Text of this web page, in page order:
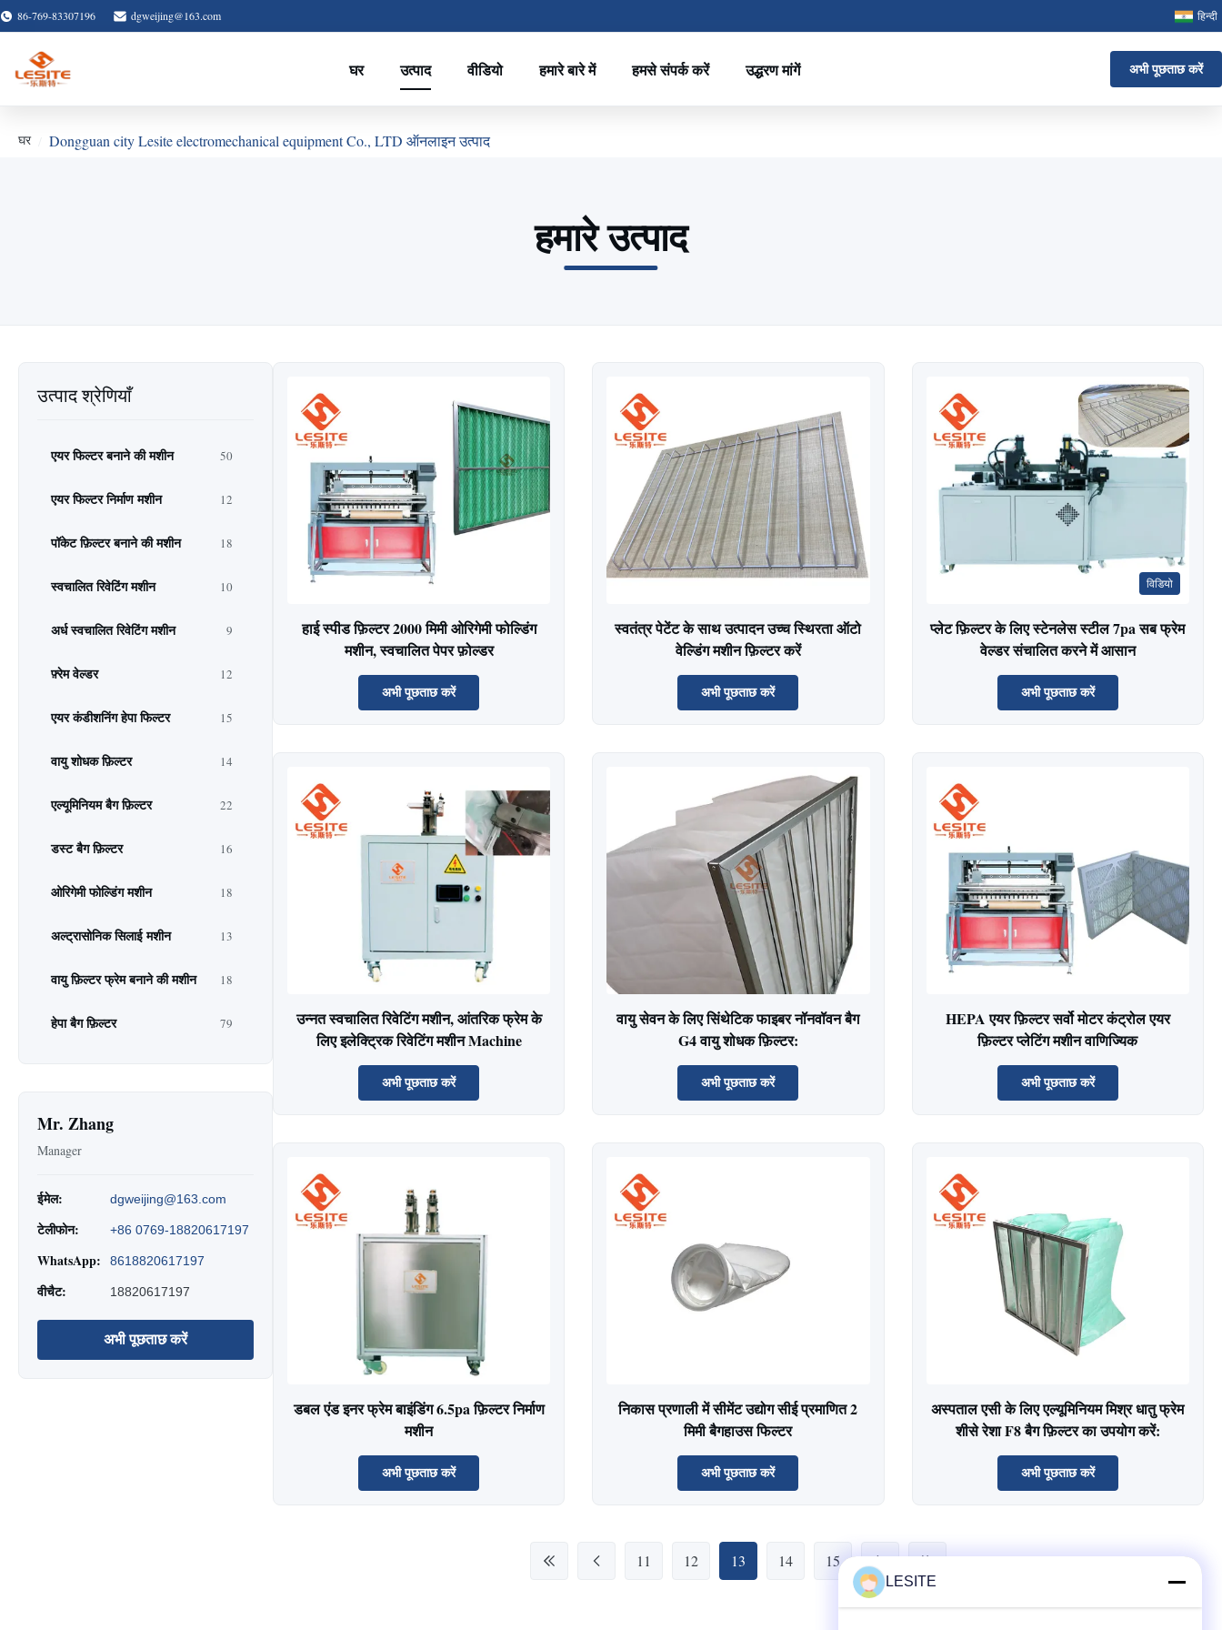
86-769-83307196 dgweijing@163.com हिन्दी
घर उत्पाद वीडियो हमारे बारे में हमसे संपर्क करें उद्धरण मांगें अभी पूछताछ करें
घर Dongguan city Lesite electromechanical equipment Co., LTD ऑनलाइन उत्पाद
हमारे उत्पाद
उत्पाद श्रेणियाँ
एयर फिल्टर बनाने की मशीन 50
एयर फिल्टर निर्माण मशीन 12
पॉकेट फ़िल्टर बनाने की मशीन 18
स्वचालित रिवेटिंग मशीन 10
अर्ध स्वचालित रिवेटिंग मशीन 9
फ़्रेम वेल्डर 12
एयर कंडीशनिंग हेपा फिल्टर 15
वायु शोधक फ़िल्टर 14
एल्यूमिनियम बैग फ़िल्टर 22
डस्ट बैग फ़िल्टर 16
ओरिगेमी फोल्डिंग मशीन 18
अल्ट्रासोनिक सिलाई मशीन 13
वायु फ़िल्टर फ्रेम बनाने की मशीन 18
हेपा बैग फ़िल्टर 79
Mr. Zhang
Manager
ईमेल: dgweijing@163.com
टेलीफोन: +86 0769-18820617197
WhatsApp: 8618820617197
वीचैट: 18820617197
अभी पूछताछ करें
हाई स्पीड फ़िल्टर 2000 मिमी ओरिगेमी फोल्डिंग
मशीन, स्वचालित पेपर फ़ोल्डर
अभी पूछताछ करें
स्वतंत्र पेटेंट के साथ उत्पादन उच्च स्थिरता ऑटो
वेल्डिंग मशीन फ़िल्टर करें
अभी पूछताछ करें
विडियो
प्लेट फ़िल्टर के लिए स्टेनलेस स्टील 7pa सब फ्रेम
वेल्डर संचालित करने में आसान
अभी पूछताछ करें
उन्नत स्वचालित रिवेटिंग मशीन, आंतरिक फ्रेम के
लिए इलेक्ट्रिक रिवेटिंग मशीन Machine
अभी पूछताछ करें
वायु सेवन के लिए सिंथेटिक फाइबर नॉनवॉवन बैग
G4 वायु शोधक फ़िल्टर:
अभी पूछताछ करें
HEPA एयर फ़िल्टर सर्वो मोटर कंट्रोल एयर
फ़िल्टर प्लेटिंग मशीन वाणिज्यिक
अभी पूछताछ करें
डबल एंड इनर फ्रेम बाइंडिंग 6.5pa फ़िल्टर निर्माण
मशीन
अभी पूछताछ करें
निकास प्रणाली में सीमेंट उद्योग सीई प्रमाणित 2
मिमी बैगहाउस फिल्टर
अभी पूछताछ करें
अस्पताल एसी के लिए एल्यूमिनियम मिश्र धातु फ्रेम
शीसे रेशा F8 बैग फ़िल्टर का उपयोग करें:
अभी पूछताछ करें
11 12 13 14 15
LESITE